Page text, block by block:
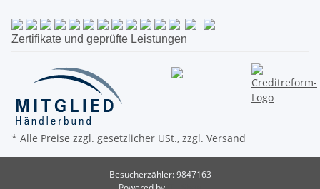
Zertifikate und geprüfte Leistungen
* Alle Preise zzgl. gesetzlicher USt., zzgl. Versand
Besucherzähler: 9847163